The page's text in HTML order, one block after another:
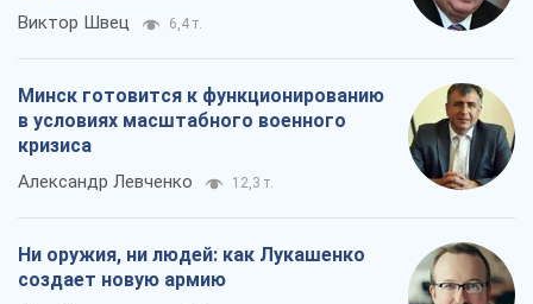
Виктор Швец 6,4 т.
Минск готовится к функционированию
в условиях масштабного военного
кризиса
Александр Левченко 12,3 т.
Ни оружия, ни людей: как Лукашенко
создает новую армию